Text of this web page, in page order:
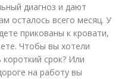
диагноз и дают
осталось всего месяц. У
прикованы к кровати,
Чтобы вы хотели
короткий срок? Или
на работу вы